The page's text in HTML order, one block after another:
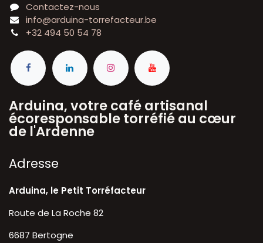
Contactez-nous
info@arduina-torrefacteur.be
+32 494 50 54 78
Arduina, votre café artisanal
écoresponsable torréfié au cœur
de l'Ardenne
A​dresse
Arduina, le Petit Torréfacteur
Route de La Roche 82
6687 Bertogne